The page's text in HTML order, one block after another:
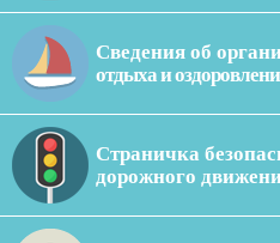
Сведения об
отдыха и
Страничка
дорожного